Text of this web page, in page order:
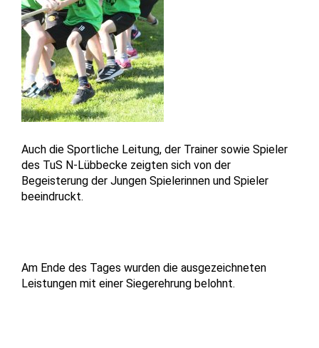
Auch die Sportliche Leitung, der Trainer sowie Spieler
des TuS N-Lübbecke zeigten sich von der
Begeisterung der Jungen Spielerinnen und Spieler
beeindruckt.
Am Ende des Tages wurden die ausgezeichneten
Leistungen mit einer Siegerehrung belohnt.